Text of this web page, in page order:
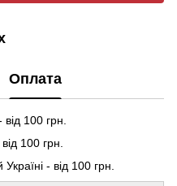
Оплата
100 грн.
100 грн.
- від 100 грн.